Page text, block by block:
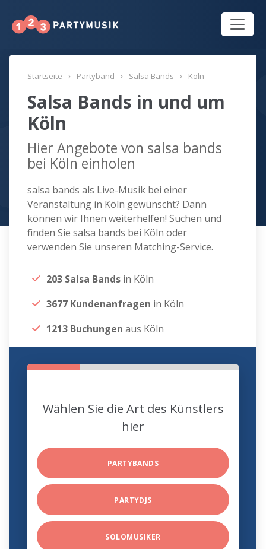
Startseite Partyband Salsa Bands Köln
Salsa Bands in und um
Köln
Hier Angebote von salsa bands
bei Köln einholen
salsa bands als Live-Musik bei einer
Veranstaltung in Köln gewünscht? Dann
können wir Ihnen weiterhelfen! Suchen und
finden Sie salsa bands bei Köln oder
verwenden Sie unseren Matching-Service.
203 Salsa Bands in Köln
3677 Kundenanfragen in Köln
1213 Buchungen aus Köln
Wählen Sie die Art des Künstlers
hier
PARTYBANDS
PARTYDJS
SOLOMUSIKER